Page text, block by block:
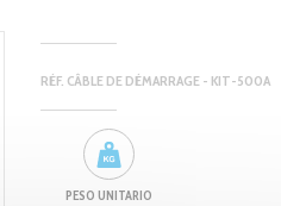
RÉF. CÂBLE DE DÉMARRAGE - KIT-500A
PESO UNITARIO